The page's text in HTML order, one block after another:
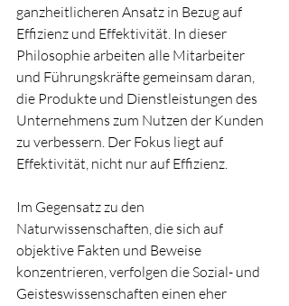
ganzheitlicheren Ansatz in Bezug auf
Effizienz und Effektivität. In dieser
Philosophie arbeiten alle Mitarbeiter
und Führungskräfte gemeinsam daran,
die Produkte und Dienstleistungen des
Unternehmens zum Nutzen der Kunden
zu verbessern. Der Fokus liegt auf
Effektivität, nicht nur auf Effizienz.
Im Gegensatz zu den
Naturwissenschaften, die sich auf
objektive Fakten und Beweise
konzentrieren, verfolgen die Sozial- und
Geisteswissenschaften einen eher